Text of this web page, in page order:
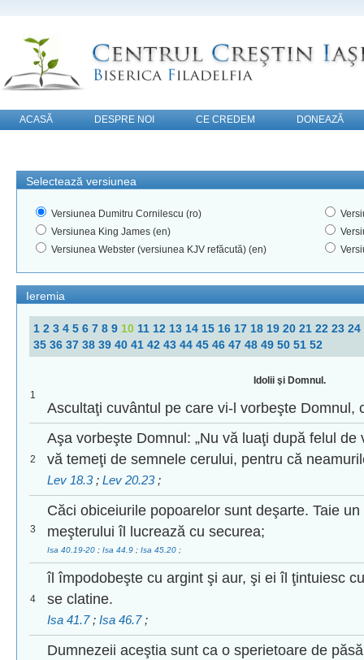
ACASĂ DESPRE NOI CE CREDEM
DONEAZĂ
Selectează versiunea
Versiunea Dumitru Cornilescu (ro)
Versiunea King James (en)
Versiunea Webster (versiunea KJV refăcută) (en)
Ieremia
1 2 3 4 5 6 7 8 9 10 11 12 13 14 15 16 17 18 19 20 21 22 23 24
35 36 37 38 39 40 41 42 43 44 45 46 47 48 49 50 51 52
1
Idolii şi Domnul.
Ascultaţi cuvântul pe care vi-l vorbeşte Domnul,
2
Aşa vorbeşte Domnul: „Nu vă luaţi după felul
vă temeţi de semnele cerului, pentru că
Lev 18.3 ; Lev 20.23 ;
3
Căci obiceiurile popoarelor sunt deşarte. Taie
meşterului îl lucrează cu securea;
Isa 40.19-20 ; Isa 44.9 ; Isa 45.20 ;
4
îl împodobeşte cu argint şi aur, şi ei îl ţintuiesc
se clatine.
Isa 41.7 ; Isa 46.7 ;
Dumnezeii aceştia sunt ca o sperietoare de